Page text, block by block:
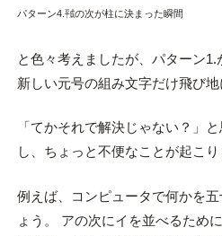
パターン4.㍻の次が柱に決まった瞬間
と色々考えましたが、パターン1.
新しい元号の組み文字だけ飛び地
「てかそれで解決じゃない？」
し、ちょっと不便なことが起こり
例えば、コンピュータで何かを
ょう。 アの次にイを並べるため